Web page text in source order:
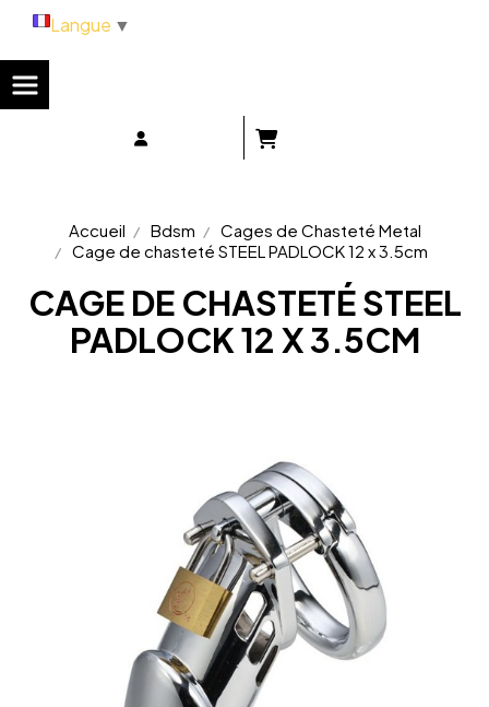
Accueil Bdsm
Cages de Chasteté Metal
Cage de chasteté STEEL PADLOCK 12 x 3.5cm
CAGE DE CHASTETÉ STEEL
PADLOCK 12 X 3.5CM
Langue ▼